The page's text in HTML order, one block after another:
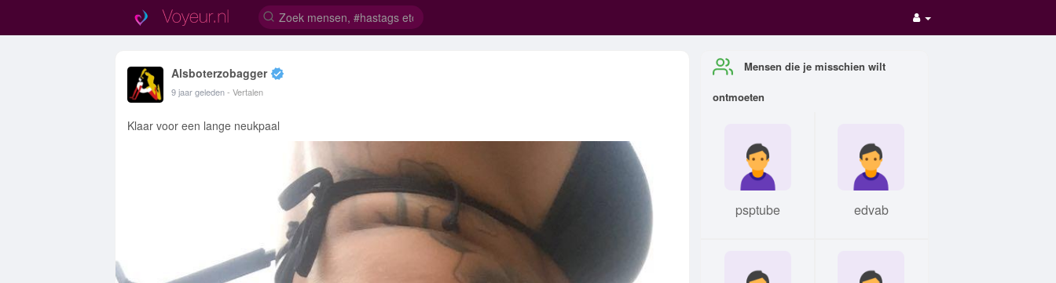
Alsboterzobagger
9 jaar geleden- Vertalen
Klaar voor een lange neukpaal
Mensen die je misschien wilt
ontmoeten
psptube edvab